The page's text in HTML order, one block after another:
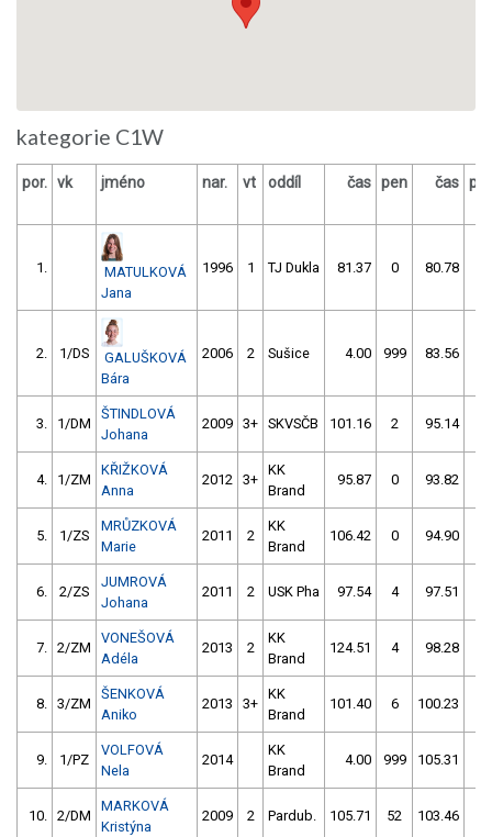
kategorie C1W
por. vk jméno nar. vt oddíl čas pen čas
1.
MATULKOVÁ
Jana
1996 1 TJ Dukla 81.37 0 80.78
2. 1/DS
GALUŠKOVÁ
Bára
2006 2 Sušice 4.00 999 83.56
3. 1/DM
ŠTINDLOVÁ
Johana
2009 3+ SKVSČB 101.16 2 95.14
4. 1/ZM
KŘIŽKOVÁ
Anna
2012 3+
KK
Brand
95.87 0 93.82
5. 1/ZS
MRŮZKOVÁ
Marie
2011 2
KK
Brand
106.42 0 94.90
6. 2/ZS
JUMROVÁ
Johana
2011 2 USK Pha 97.54 4 97.51
7. 2/ZM
VONEŠOVÁ
Adéla
2013 2
KK
Brand
124.51 4 98.28
8. 3/ZM
ŠENKOVÁ
Aniko
2013 3+
KK
Brand
101.40 6 100.23
9. 1/PZ
VOLFOVÁ
Nela
2014
KK
Brand
4.00 999 105.31
10. 2/DM
MARKOVÁ
Kristýna
2009 2 Pardub. 105.71 52 103.46